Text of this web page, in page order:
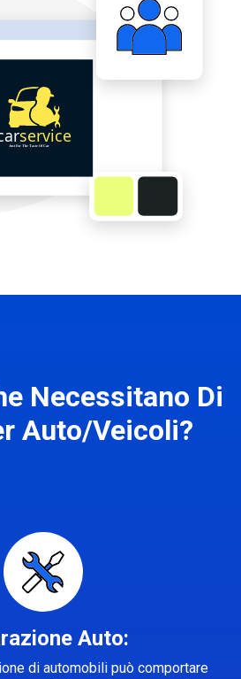
Necessitano Di
Auto/Veicoli?
Auto:
di automobili può comportare